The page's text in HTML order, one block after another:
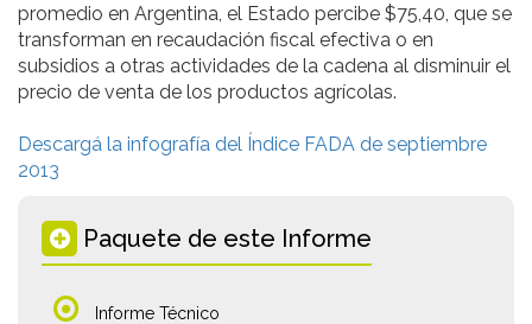
promedio en Argentina, el Estado percibe $75,40, que se
transforman en recaudación fiscal efectiva o en
subsidios a otras actividades de la cadena al disminuir el
precio de venta de los productos agrícolas.
Descargá la infografía del Índice FADA de septiembre
2013
Paquete de este Informe
Informe Técnico